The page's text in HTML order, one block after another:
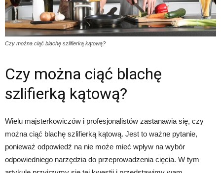
Czy można ciąć blachę szlifierką kątową?
Czy można ciąć blachę
szlifierką kątową?
Wielu majsterkowiczów i profesjonalistów zastanawia się, czy
można ciąć blachę szlifierką kątową. Jest to ważne pytanie,
ponieważ odpowiedź na nie może mieć wpływ na wybór
odpowiedniego narzędzia do przeprowadzenia cięcia. W tym